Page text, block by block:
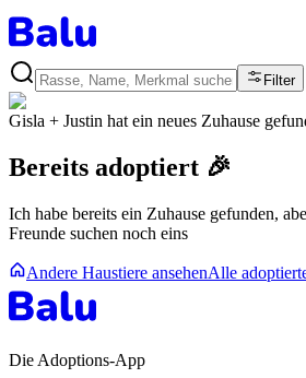
Filter
Gisla + Justin hat ein neues Zuhause
Bereits adoptiert 🎉
Ich habe bereits ein Zuhause gefunden,
Freunde suchen noch eins
Andere Haustiere ansehenAlle
Die Adoptions-App